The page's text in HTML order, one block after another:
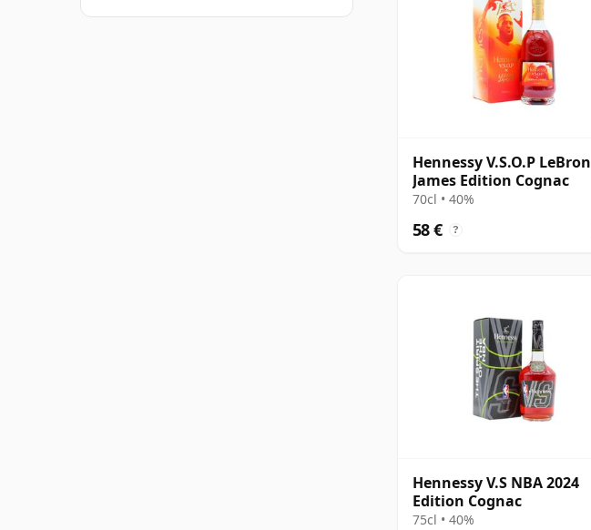
Hennessy V.S.O.P LeBron
James Edition Cognac
70cl • 40%
58 € ?
Hennessy V.S NBA 2024
Edition Cognac
75cl • 40%